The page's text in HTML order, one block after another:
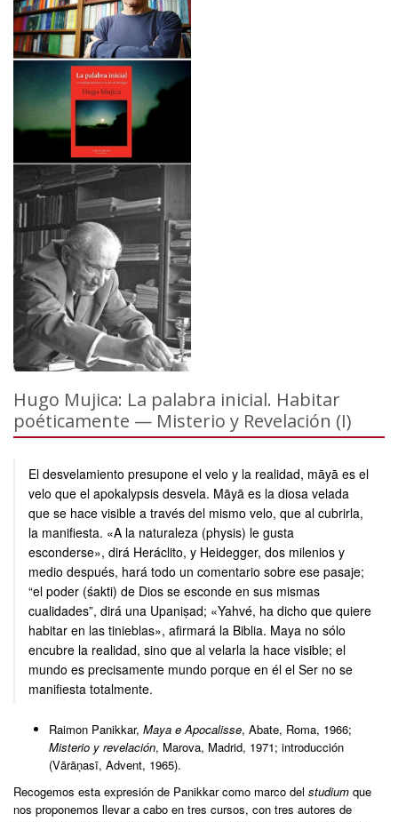
Hugo Mujica: La palabra inicial. Habitar
poéticamente — Misterio y Revelación (I)
El desvelamiento presupone el velo y la realidad, māyā es el
velo que el apokalypsis desvela. Māyā es la diosa velada
que se hace visible a través del mismo velo, que al cubrirla,
la manifiesta. «A la naturaleza (physis) le gusta
esconderse», dirá Heráclito, y Heidegger, dos milenios y
medio después, hará todo un comentario sobre ese pasaje;
“el poder (śakti) de Dios se esconde en sus mismas
cualidades”, dirá una Upaniṣad; «Yahvé, ha dicho que quiere
habitar en las tinieblas», afirmará la Biblia. Maya no sólo
encubre la realidad, sino que al velarla la hace visible; el
mundo es precisamente mundo porque en él el Ser no se
manifiesta totalmente.
Raimon Panikkar, Maya e Apocalisse, Abate, Roma, 1966;
Misterio y revelación, Marova, Madrid, 1971; introducción
(Vārāṇasī, Advent, 1965).
Recogemos esta expresión de Panikkar como marco del studium que
nos proponemos llevar a cabo en tres cursos, con tres autores de